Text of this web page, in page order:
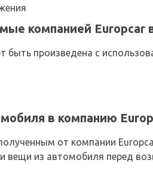
компанией Europcar
произведена с
в компанию
от компании
вещи из автомобиля перед